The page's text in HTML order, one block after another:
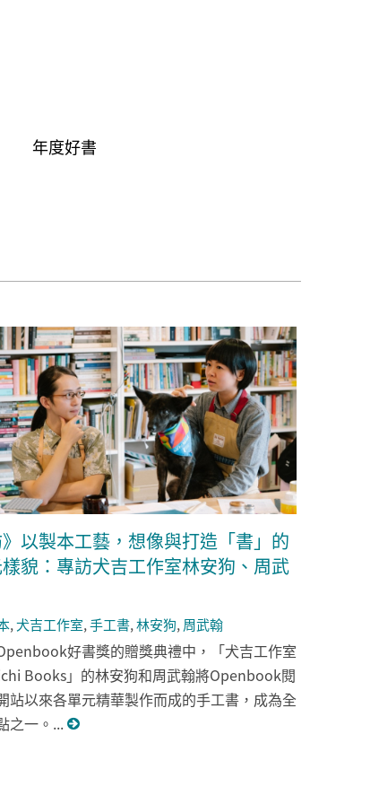
年度好書
以製本工藝，想像與打造「書」的
貌：專訪犬吉工作室林安狗、周武
,犬吉工作室,手工書,林安狗, 周武翰
好書獎的贈獎典禮中，「犬吉工作室
Books」的林安狗和周武翰將Openbook閱
站以來各單元精華製作而成的手工書，成為全
之一。...